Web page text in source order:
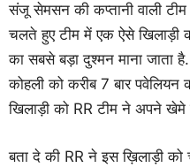
संजू सेमसन की कप्तानी वाली
चलते हुए टीम में एक ऐसे खिलाड़ी
का सबसे बड़ा दुश्मन माना जाता
कोहली को करीब 7 बार पवेलियन
खिलाड़ी को RR टीम ने अपने खेमे
बता दे की RR ने इस ख़िलाड़ी को